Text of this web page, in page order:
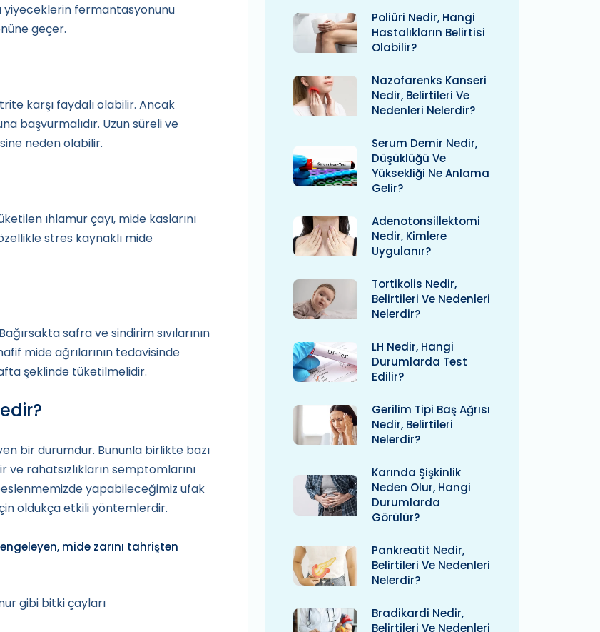
yiyeceklerin fermantasyonunu
geçer.
karşı faydalı olabilir. Ancak
başvurmalıdır. Uzun süreli ve
neden olabilir.
ıhlamur çayı, mide kaslarını
stres kaynaklı mide
safra ve sindirim sıvılarının
mide ağrılarının tedavisinde
şeklinde tüketilmelidir.
bir durumdur. Bununla birlikte bazı
rahatsızlıkların semptomlarını
yapabileceğimiz ufak
oldukça etkili yöntemlerdir.
mide zarını tahrişten
gibi bitki çayları
Poliüri Nedir, Hangi
Hastalıkların Belirtisi
Olabilir?
Nazofarenks Kanseri
Nedir, Belirtileri Ve
Nedenleri Nelerdir?
Serum Demir Nedir,
Düşüklüğü Ve
Yüksekliği Ne Anlama
Gelir?
Adenotonsillektomi
Nedir, Kimlere
Uygulanır?
Tortikolis Nedir,
Belirtileri Ve Nedenleri
Nelerdir?
LH Nedir, Hangi
Durumlarda Test
Edilir?
Gerilim Tipi Baş Ağrısı
Nedir, Belirtileri
Nelerdir?
Karında Şişkinlik
Neden Olur, Hangi
Durumlarda
Görülür?
Pankreatit Nedir,
Belirtileri Ve Nedenleri
Nelerdir?
Bradikardi Nedir,
Belirtileri Ve Nedenleri